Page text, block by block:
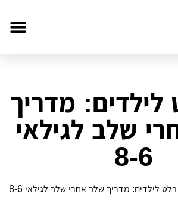
לילדים: מדריך
שלב לגילאי
6‑8
בלט לילדים: מדריך שלב אחרי שלב לגילאי 6‑8